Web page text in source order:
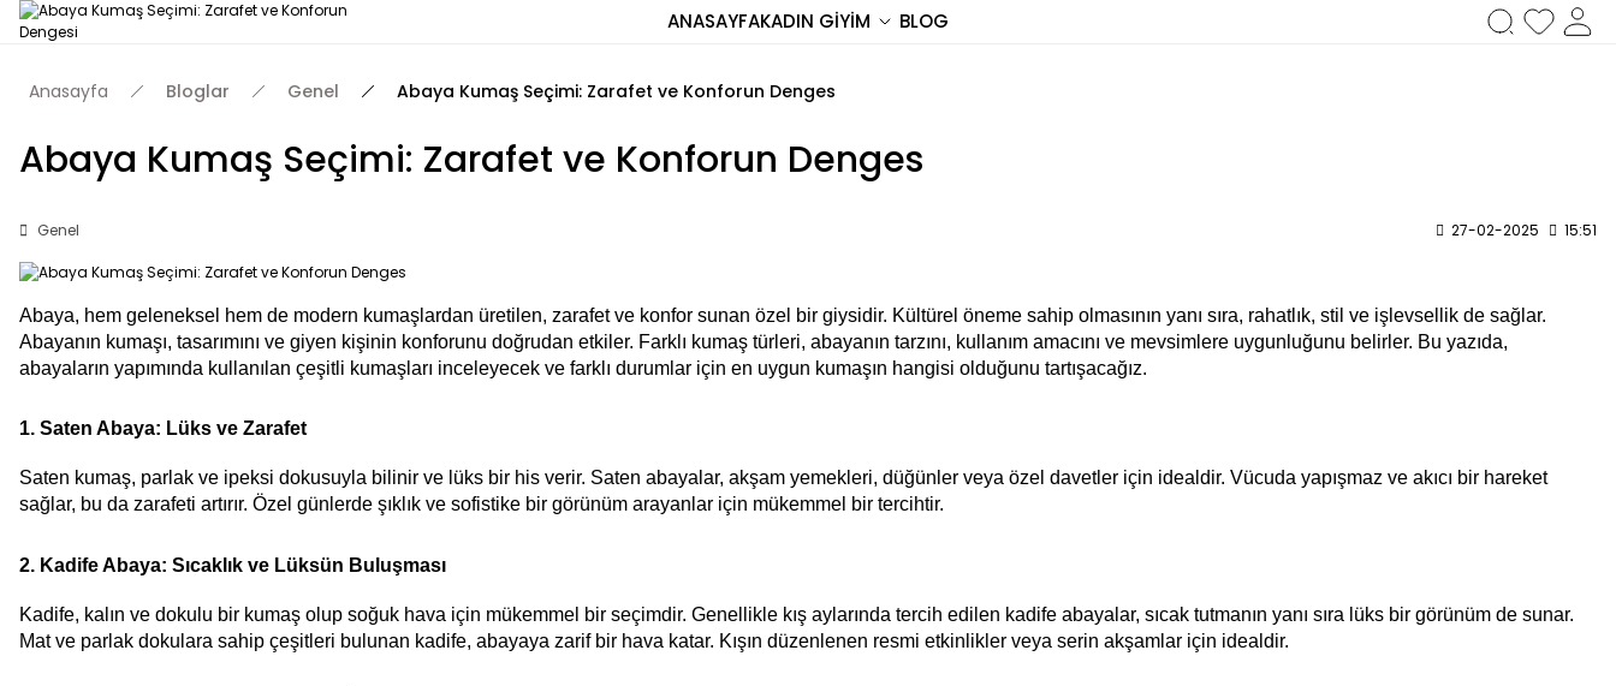
ANASAYFAKADIN GİYİM BLOG
Anasayfa Bloglar Genel Abaya Kumaş Seçimi: Zarafet ve Konforun Denges
Abaya Kumaş Seçimi: Zarafet ve Konforun Denges
Genel 27-02-2025 15:51
Abaya, hem geleneksel hem de modern kumaşlardan üretilen, zarafet ve konfor sunan özel bir giysidir. Kültürel öneme sahip olmasının yanı sıra, rahatlık, stil ve işlevsellik de sağlar.
Abayanın kumaşı, tasarımını ve giyen kişinin konforunu doğrudan etkiler. Farklı kumaş türleri, abayanın tarzını, kullanım amacını ve mevsimlere uygunluğunu belirler. Bu yazıda,
abayaların yapımında kullanılan çeşitli kumaşları inceleyecek ve farklı durumlar için en uygun kumaşın hangisi olduğunu tartışacağız.
1. Saten Abaya: Lüks ve Zarafet
Saten kumaş, parlak ve ipeksi dokusuyla bilinir ve lüks bir his verir. Saten abayalar, akşam yemekleri, düğünler veya özel davetler için idealdir. Vücuda yapışmaz ve akıcı bir hareket
sağlar, bu da zarafeti artırır. Özel günlerde şıklık ve sofistike bir görünüm arayanlar için mükemmel bir tercihtir.
2. Kadife Abaya: Sıcaklık ve Lüksün Buluşması
Kadife, kalın ve dokulu bir kumaş olup soğuk hava için mükemmel bir seçimdir. Genellikle kış aylarında tercih edilen kadife abayalar, sıcak tutmanın yanı sıra lüks bir görünüm de sunar.
Mat ve parlak dokulara sahip çeşitleri bulunan kadife, abayaya zarif bir hava katar. Kışın düzenlenen resmi etkinlikler veya serin akşamlar için idealdir.